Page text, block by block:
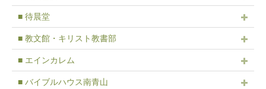
■ 待晨堂
■ 教文館・キリスト教書部
■ エインカレム
■ バイブルハウス南青山